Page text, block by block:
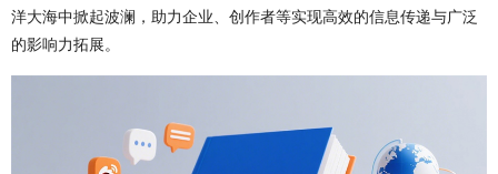
洋大海中掀起波澜，助力企业、创作者等实现高效的信息传递与广泛
的影响力拓展。